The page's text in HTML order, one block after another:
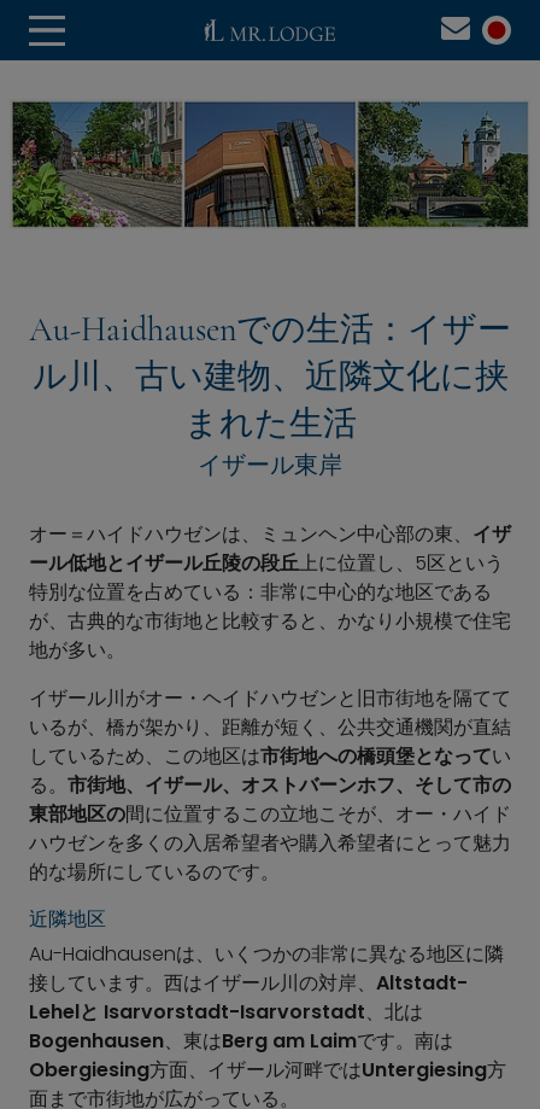
Au-Haidhausenでの生活：イザー
ル川、古い建物、近隣文化に挟
まれた生活
イザール東岸
オー＝ハイドハウゼンは、ミュンヘン中心部の東、 イザ
ール低地とイザール丘陵の段丘上に位置し、5区という
特別な位置を占めている：非常に中心的な地区である
が、古典的な市街地と比較すると、かなり小規模で住宅
地が多い。
イザール川がオー・ヘイドハウゼンと旧市街地を隔てて
いるが、橋が架かり、距離が短く、公共交通機関が直結
しているため、この地区は市街地への橋頭堡となってい
る。 市街地、イザール、オストバーンホフ、そして市の
東部地区の間に位置するこの立地こそが、オー・ハイド
ハウゼンを多くの入居希望者や購入希望者にとって魅力
的な場所にしているのです。
近隣地区
Au-Haidhausenは、いくつかの非常に異なる地区に隣
接しています。西はイザール川の対岸、 Altstadt-
Lehelと Isarvorstadt-Isarvorstadt、北は
Bogenhausen、東はBerg am Laimです。南は
Obergiesing方面、イザール河畔ではUntergiesing方
面まで市街地が広がっている。